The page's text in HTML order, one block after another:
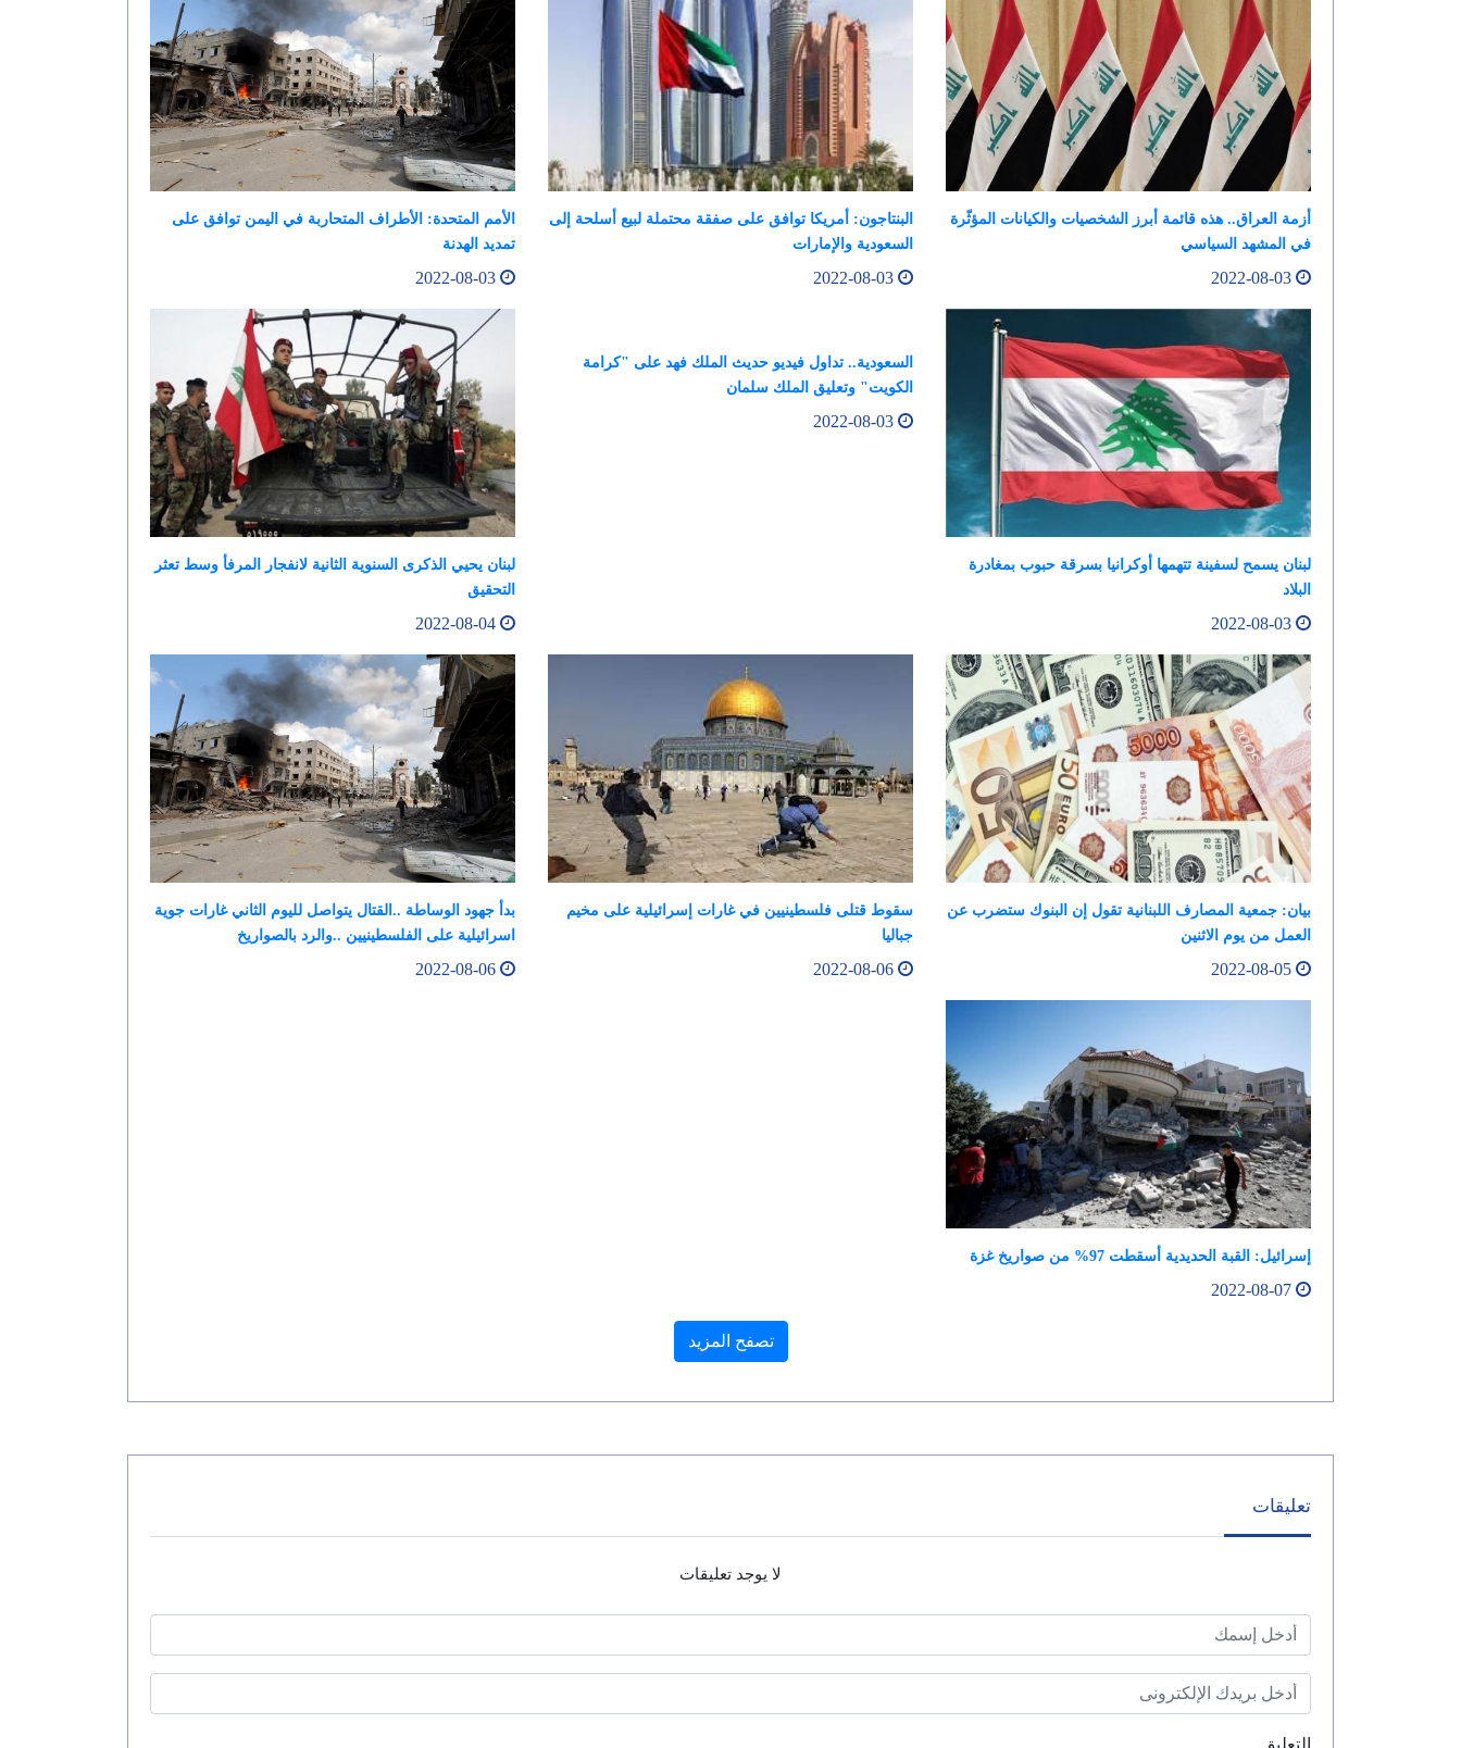
أزمة العراق.. هذه قائمة أبرز الشخصيات والكيانات المؤثّرة
في المشهد السياسي
البنتاجون: أمريكا توافق على صفقة محتملة لبيع أسلحة إلى
السعودية والإمارات
الأمم المتحدة: الأطراف المتحاربة في اليمن توافق على
تمديد الهدنة
لبنان يسمح لسفينة تتهمها أوكرانيا بسرقة حبوب بمغادرة
البلاد
السعودية.. تداول فيديو حديث الملك فهد على "كرامة
الكويت" وتعليق الملك سلمان
لبنان يحيي الذكرى السنوية الثانية لانفجار المرفأ وسط تعثر
التحقيق
بيان: جمعية المصارف اللبنانية تقول إن البنوك ستضرب عن
العمل من يوم الاثنين
سقوط قتلى فلسطينيين في غارات إسرائيلية على مخيم
جباليا
بدأ جهود الوساطة ..القتال يتواصل لليوم الثاني غارات جوية
اسرائيلية على الفلسطينيين ..والرد بالصواريخ
إسرائيل: القبة الحديدية أسقطت 97% من صواريخ غزة
تصفح المزيد
تعليقات
لا يوجد تعليقات
التعليق